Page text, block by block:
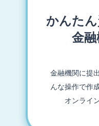
かんた
金
金融機関に提
んな操作で作
オンライ